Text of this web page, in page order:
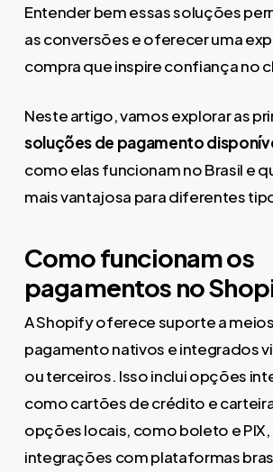
Entender bem essas soluções
as conversões e oferecer uma
compra que inspire confiança no
Neste artigo, vamos explorar as
soluções de pagamento
como elas funcionam no Brasil e
mais vantajosa para diferentes
Como funcionam os
pagamentos no
A Shopify oferece suporte a
pagamento nativos e integrados
ou terceiros. Isso inclui opções
como cartões de crédito e
opções locais, como boleto e
integrações com plataformas